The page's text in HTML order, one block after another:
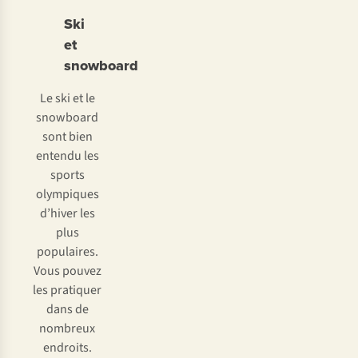
Ski
et
snowboard
Le ski et le
snowboard
sont bien
entendu les
sports
olympiques
d’hiver les
plus
populaires.
Vous pouvez
les pratiquer
dans de
nombreux
endroits.